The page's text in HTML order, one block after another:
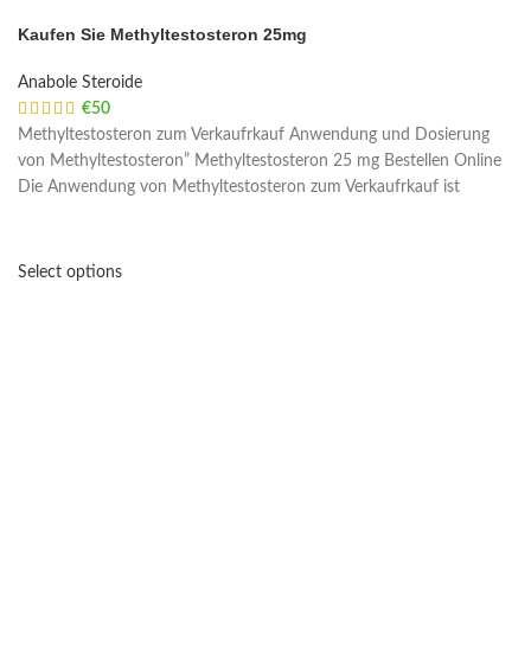
Kaufen Sie Methyltestosteron 25mg
Anabole Steroide
€50
Methyltestosteron zum Verkaufrkauf Anwendung und Dosierung
von Methyltestosteron” Methyltestosteron 25 mg Bestellen Online
Die Anwendung von Methyltestosteron zum Verkaufrkauf ist
Select options